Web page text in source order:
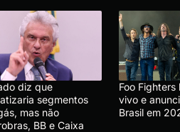
diz que
segmentos
mas não
BB e Caixa
Foo Fighters
vivo e
Brasil em